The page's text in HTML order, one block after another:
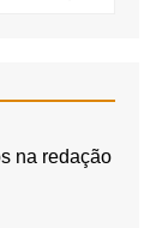
na redação